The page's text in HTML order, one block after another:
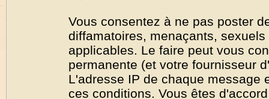
Vous consentez à ne pas poster
diffamatoires, menaçants,
applicables. Le faire peut vous
permanente (et votre fournisseur
L'adresse IP de chaque message
ces conditions. Vous êtes